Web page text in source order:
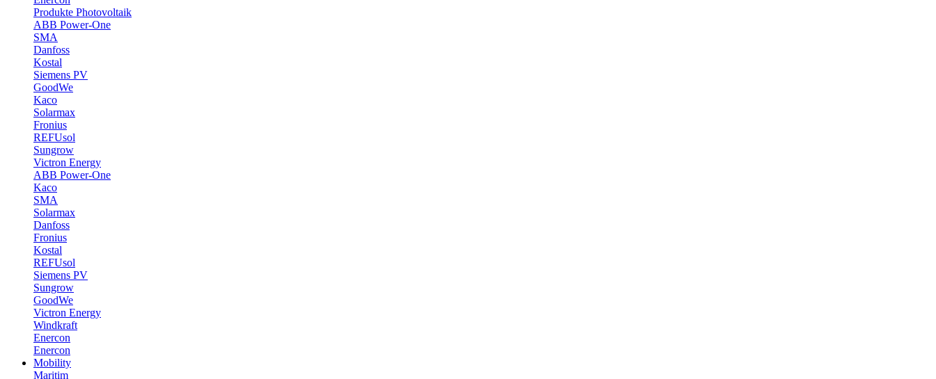
Produkte Photovoltaik
ABB Power-One
SMA
Danfoss
Kostal
Siemens PV
GoodWe
Kaco
Solarmax
Fronius
REFUsol
Sungrow
Victron Energy
ABB Power-One
Kaco
SMA
Solarmax
Danfoss
Fronius
Kostal
REFUsol
Siemens PV
Sungrow
GoodWe
Victron Energy
Windkraft
Enercon
Enercon
Mobility
Maritim